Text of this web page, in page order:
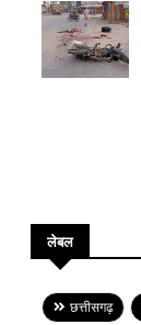
लेबल
छत्तीसगढ़